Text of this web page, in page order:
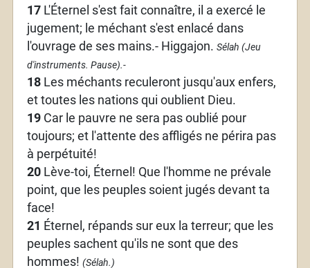
17L'Éternel s'est fait connaître, il a exercé le
jugement; le méchant s'est enlacé dans
l'ouvrage de ses mains.- Higgajon. Sélah (Jeu
d'instruments. Pause).-
18Les méchants reculeront jusqu'aux enfers,
et toutes les nations qui oublient Dieu.
19Car le pauvre ne sera pas oublié pour
toujours; et l'attente des affligés ne périra pas
à perpétuité!
20Lève-toi, Éternel! Que l'homme ne prévale
point, que les peuples soient jugés devant ta
face!
21 Éternel, répands sur eux la terreur; que les
peuples sachent qu'ils ne sont que des
hommes! (Sélah.)